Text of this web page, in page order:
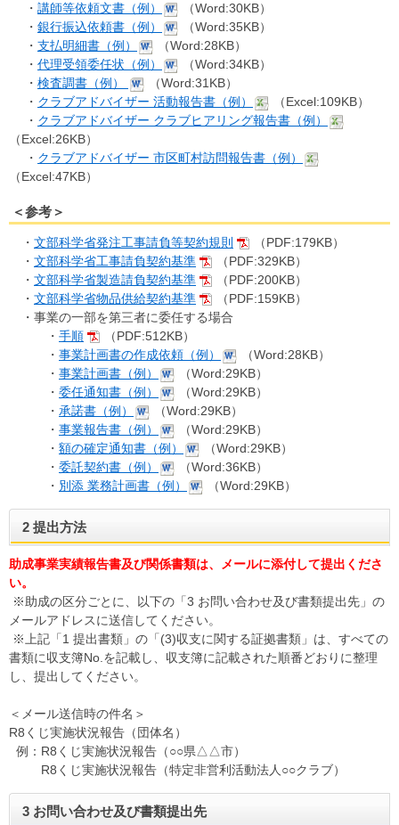
・ 講師等依頼文書（例）
（Word:30KB）
・ 銀行振込依頼書（例）
（Word:35KB）
・ 支払明細書（例）
（Word:28KB）
・ 代理受領委任状（例）
（Word:34KB）
・ 検査調書（例）
（Word:31KB）
・ クラブアドバイザー 活動報告書（例）
（Excel:109KB）
・ クラブアドバイザー クラブヒアリング報告書（例）
（Excel:26KB）
・ クラブアドバイザー 市区町村訪問報告書（例）
（Excel:47KB）
＜参考＞
・ 文部科学省発注工事請負等契約規則
（PDF:179KB）
・ 文部科学省工事請負契約基準
（PDF:329KB）
・ 文部科学省製造請負契約基準
（PDF:200KB）
・ 文部科学省物品供給契約基準
（PDF:159KB）
・事業の一部を第三者に委任する場合
・ 手順
（PDF:512KB）
・ 事業計画書の作成依頼（例）
（Word:28KB）
・ 事業計画書（例）
（Word:29KB）
・ 委任通知書（例）
（Word:29KB）
・ 承諾書（例）
（Word:29KB）
・ 事業報告書（例）
（Word:29KB）
・ 額の確定通知書（例）
（Word:29KB）
・ 委託契約書（例）
（Word:36KB）
・ 別添 業務計画書（例） （Word:29KB）
2 提出方法
助成事業実績報告書及び関係書類は、メールに添付して提出くださ
い。
※助成の区分ごとに、以下の「3 お問い合わせ及び書類提出先」の
メールアドレスに送信してください。
※上記「1 提出書類」の「(3)収支に関する証拠書類」は、すべての
書類に収支簿No.を記載し、収支簿に記載された順番どおりに整理
し、提出してください。
＜メール送信時の件名＞
R8くじ実施状況報告（団体名）
例：R8くじ実施状況報告（○○県△△市）
R8くじ実施状況報告（特定非営利活動法人○○クラブ）
3 お問い合わせ及び書類提出先